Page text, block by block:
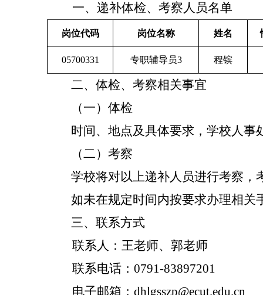
一、 递补体检、考察人员名单
岗位代码 岗位名称 姓名
05700331 专职辅导员3 程镔
二、 体检、考察相关事宜
（一）体检
时间、地点及具体要求，学校人事
（二）考察
学校将对以上递补人员进行考察，
如未在规定时间内按要求办理相关
三、 联系方式
联系人：王老师、 郭老师
联系电话： 0791-83897201
电子邮箱： dhlgsszp@ecut.edu.cn